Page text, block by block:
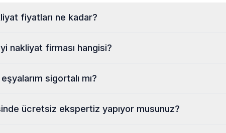
fiyatları ne kadar?
nakliyat firması hangisi?
sigortalı mı?
ücretsiz ekspertiz yapıyor musunuz?